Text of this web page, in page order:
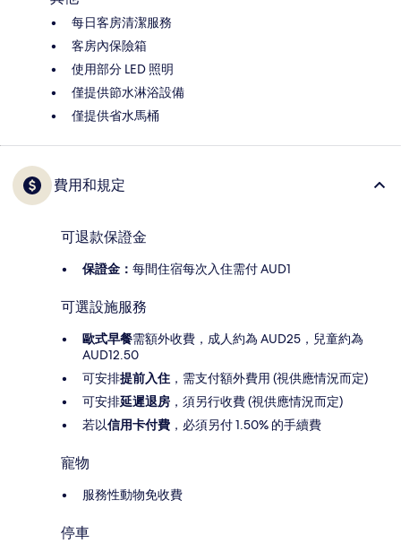
每日客房清潔服務
客房內保險箱
使用部分 LED 照明
僅提供節水淋浴設備
僅提供省水馬桶
費用和規定
可退款保證金
保證金： 每間住宿每次入住需付 AUD1
可選設施服務
歐式早餐需額外收費，成人約為 AUD25，兒童約為
AUD12.50
可安排提前入住 ，需支付額外費用 (視供應情況而定)
可安排延遲退房 ，須另行收費 (視供應情況而定)
若以信用卡付費 ，必須另付 1.50% 的手續費
寵物
服務性動物免收費
停車